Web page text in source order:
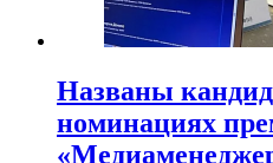
Названы
номинациях